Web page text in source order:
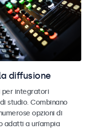
diffusione
per integratori
studio. Combinano
opzioni di
a un’ampia